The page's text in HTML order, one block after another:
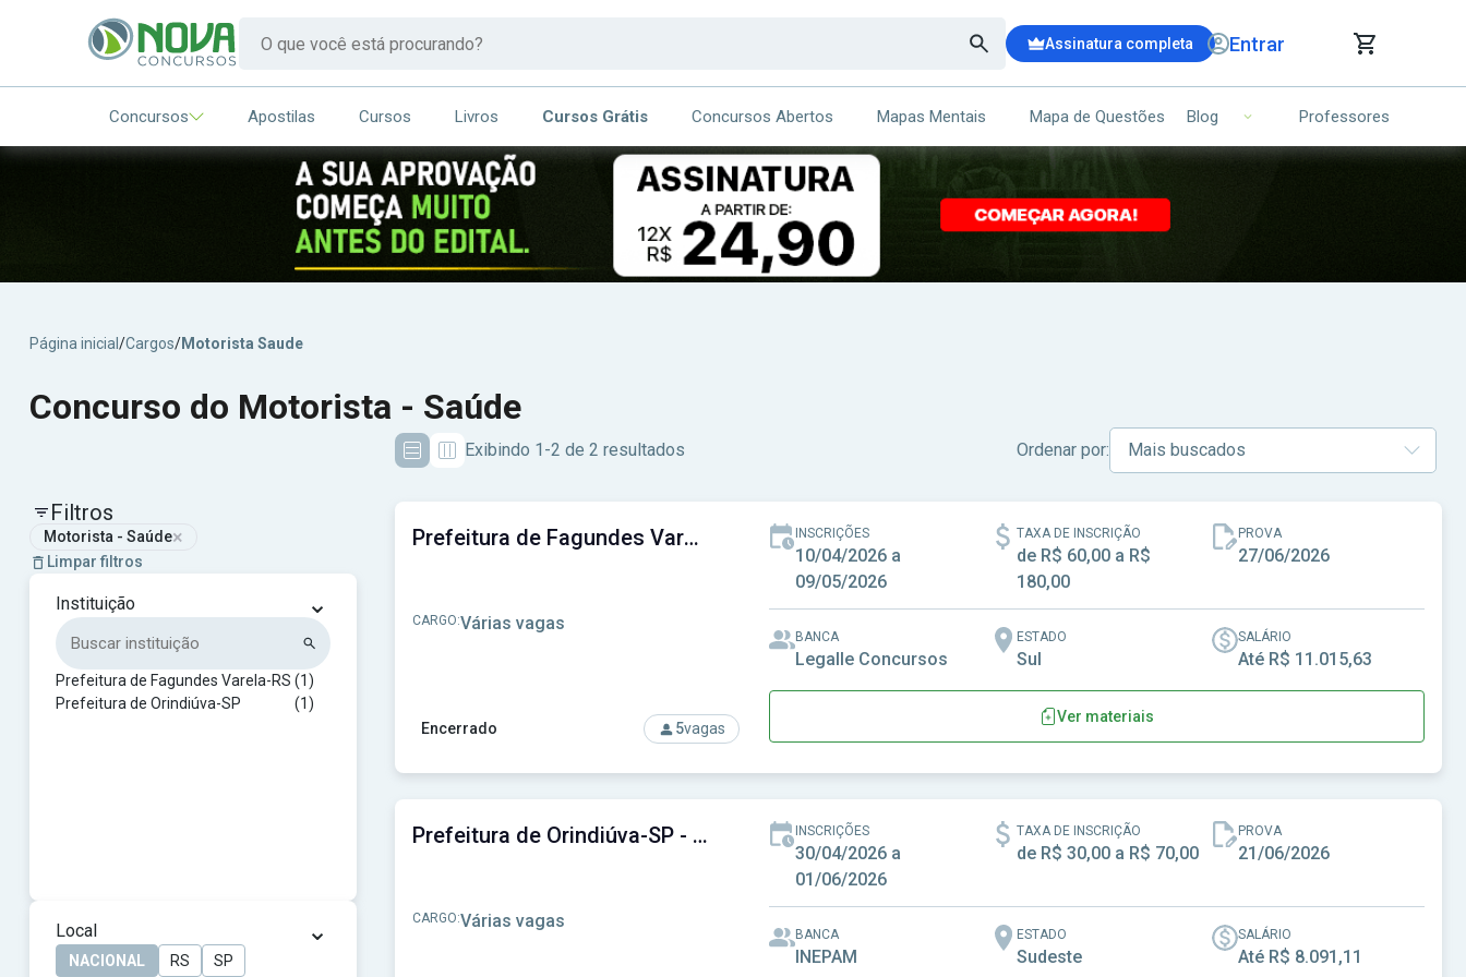
Assinatura completa Entrar
CARRINHO DE COMPRAS
ITENS (00)
Ops!
Seu carrinho ainda está vazio.
Concursos Apostilas Cursos Livros Cursos Grátis Concursos Abertos Mapas Mentais Mapa de Questões Blog Professores
Página inicial /Cargos/Motorista Saude
Concurso do Motorista - Saúde
Exibindo 1-2 de 2 resultados Ordenar por:
Filtros
Motorista - Saúde×
Limpar filtros
Instituição ⌄
Prefeitura de Fagundes Varela-RS (1)
Prefeitura de Orindiúva-SP
(1)
Local ⌄
NACIONAL RS SP
Encerrado 5vagas
Prefeitura de Fagundes Varela-RS - Prefeitura Municipal de Fagundes Varela-RS
CARGO:Várias vagas
INSCRIÇÕES
10/04/2026 a
09/05/2026
TAXA DE INSCRIÇÃO
de R$ 60,00 a R$
180,00
PROVA
27/06/2026
BANCA
Legalle Concursos
ESTADO
Sul
SALÁRIO
Até R$ 11.015,63
Ver materiais
Prefeitura de Orindiúva-SP - Prefeitura Municipal de Orindiúva-SP
CARGO:Várias vagas
INSCRIÇÕES
30/04/2026 a
01/06/2026
TAXA DE INSCRIÇÃO
de R$ 30,00 a R$ 70,00
PROVA
21/06/2026
BANCA
INEPAM
ESTADO
Sudeste
SALÁRIO
Até R$ 8.091,11